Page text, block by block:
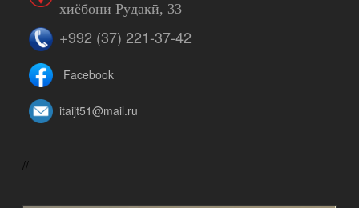
хиёбони Рӯдакӣ, 33
+992 (37) 221-37-42
Facebook
itaijt51@mail.ru
//